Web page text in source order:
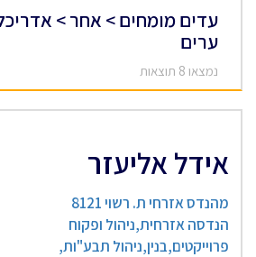
עדים מומחים > אחר >
ערים
נמצאו 8 תוצאות
אידל אליעזר
מהנדס אזרחי ת. רשוי 8121
הנדסה אזרחית,ניהול ופקוח
פרוייקטים,בנין,ניהול תבע"ות,